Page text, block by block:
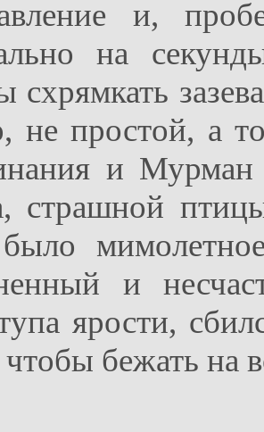
и,
на
схрямкать
не простой, а
и Мурман
страшной
и
ярости,
чтобы бежать на